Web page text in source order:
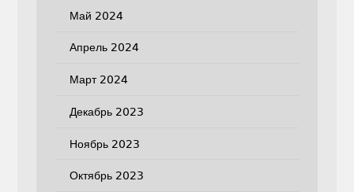
Май 2024
Апрель 2024
Март 2024
Декабрь 2023
Ноябрь 2023
Октябрь 2023